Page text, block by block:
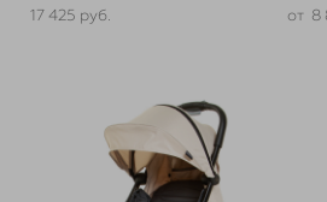
17 425 pуб.
от 8